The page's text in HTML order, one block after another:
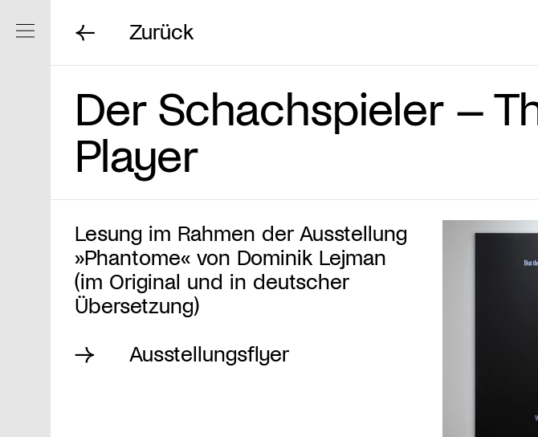
Navigation ein/ausblenden
Zurück
Der Schachspieler –
Player
Lesung im Rahmen der Ausstellung
»Phantome« von Dominik Lejman
(im Original und in deutscher
Übersetzung)
Ausstellungsflyer